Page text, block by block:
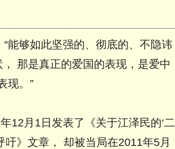
能够如此坚强的、彻底的、不隐讳
那是真正的爱国的表现，是爱中
现。”
12月1日发表了《关于江泽民的‘二
》文章， 却被当局在2011年5月